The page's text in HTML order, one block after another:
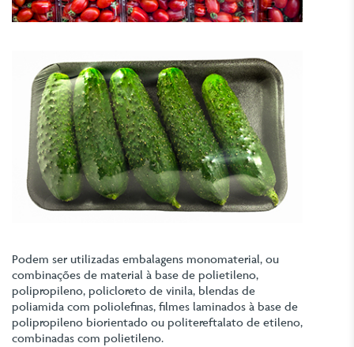
Podem ser utilizadas embalagens monomaterial, ou
combinações de material à base de polietileno,
polipropileno, policloreto de vinila, blendas de
poliamida com poliolefinas, filmes laminados à base de
polipropileno biorientado ou politereftalato de etileno,
combinadas com polietileno.